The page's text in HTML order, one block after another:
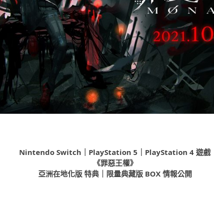
Nintendo Switch｜PlayStation 5｜PlayStation 4 遊戲
《罪惡王權》
亞洲在地化版 特典｜限量典藏版 BOX 情報公開